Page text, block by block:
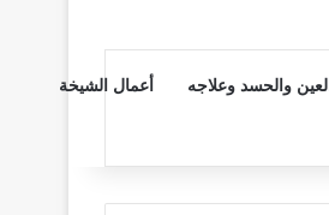
العين والحسد وعلاجه أعمال الشيخة